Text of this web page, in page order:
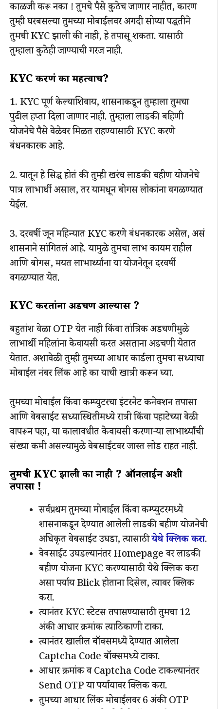
काळजी करू नका ! तुमचे पैसे कुठेच जाणार नाहीत, कारण
तुम्ही घरबसल्या तुमच्या मोबाईलवर अगदी सोप्या पद्धतीने
तुमची KYC झाली की नाही, हे तपासू शकता. यासाठी
तुम्हाला कुठेही जाण्याची गरज नाही.
KYC करणं का महत्वाच?
1. KYC पूर्ण केल्याशिवाय, शासनाकडून तुम्हाला तुमचा
पुढील हप्ता दिला जाणार नाही. तुम्हाला लाडकी बहिणी
योजनेचे पैसे वेळेवर मिळत राहण्यासाठी KYC करणे
बंधनकारक आहे.​
2. यातून हे सिद्ध होतं की तुम्ही खरंच लाडकी बहीण योजनेचे
पात्र लाभार्थी असाल, तर यामधून बोगस लोकांना वगळण्यात
येईल.​
3. दरवर्षी जून महिन्यात KYC करणे बंधनकारक असेल, असं
शासनाने सांगितलं आहे. यामुळे तुमचा लाभ कायम राहील
आणि बोगस, मयत लाभार्थ्यांना या योजनेतून दरवर्षी
वगळण्यात येत.
KYC करतांना अडचण आल्यास ?
बहुतांश वेळा OTP येत नाही किंवा तांत्रिक अडचणीमुळे
लाभार्थी महिलांना केवायसी करत असताना अडचणी येतात
येतात. अशावेळी तुम्ही तुमच्या आधार कार्डला तुमचा सध्याचा
मोबाईल नंबर लिंक आहे का याची खात्री करून घ्या.​
तुमच्या मोबाईल किंवा कम्प्युटरचा इंटरनेट कनेक्शन तपासा
आणि वेबसाईट सध्यास्थितीमध्ये रात्री किंवा पहाटेच्या वेळी
वापरून पहा, या कालावधीत केवायसी करणाऱ्या लाभार्थ्यांची
संख्या कमी असल्यामुळे वेबसाईटवर जास्त लोड राहत नाही.
तुमची KYC झाली का नाही ? ऑनलाईन अशी
तपासा !
सर्वप्रथम तुमच्या मोबाईल किंवा कम्प्युटरमध्ये
शासनाकडून देण्यात आलेली लाडकी बहीण योजनेची
अधिकृत वेबसाईट उघडा, त्यासाठीयेथे क्लिक करा.
वेबसाईट उघडल्यानंतर Homepage वर लाडकी
बहीण योजना KYC करण्यासाठी येथे क्लिक करा
असा पर्याय Blick होताना दिसेल, त्यावर क्लिक
करा.
त्यानंतर KYC स्टेटस तपासण्यासाठी तुमचा 12
अंकी आधार क्रमांक त्याठिकाणी टाका.
त्यानंतर खालील बॉक्समध्ये देण्यात आलेला
Captcha Code बॉक्समध्ये टाका.
आधार क्रमांक व Captcha Code टाकल्यानंतर
Send OTP या पर्यायावर क्लिक करा.
तुमच्या आधार लिंक मोबाईलवर 6 अंकी OTP